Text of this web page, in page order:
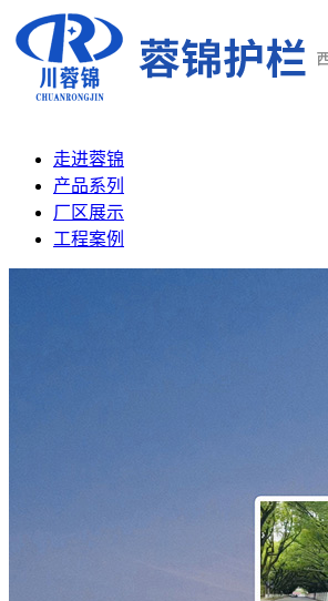
走进蓉锦
产品系列
厂区展示
工程案例